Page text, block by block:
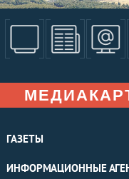
ГАЗЕТЫ
ИНФОРМАЦИОННЫЕ